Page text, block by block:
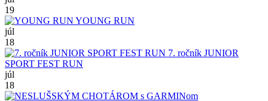
19
YOUNG RUN
júl
18
7. ročník JUNIOR
SPORT FEST RUN
júl
18